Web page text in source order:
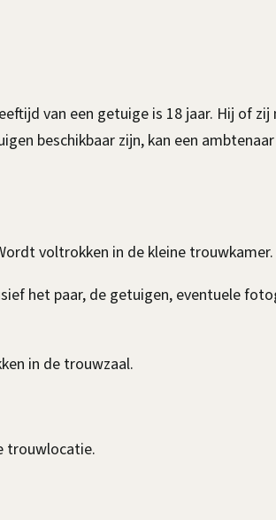
van een getuige is 18 jaar. Hij of zij
beschikbaar zijn, kan een
voltrokken in de kleine trouwkamer.
het paar, de getuigen, eventuele
in de trouwzaal.
trouwlocatie.